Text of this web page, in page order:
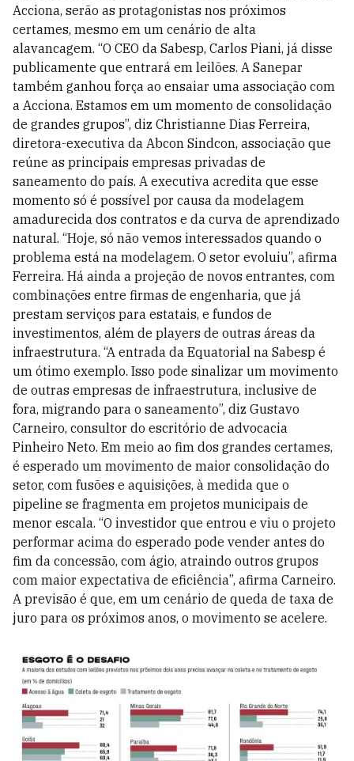
Acciona, serão as protagonistas nos próximos
certames, mesmo em um cenário de alta
alavancagem. “O CEO da Sabesp, Carlos Piani, já disse
publicamente que entrará em leilões. A Sanepar
também ganhou força ao ensaiar uma associação com
a Acciona. Estamos em um momento de consolidação
de grandes grupos”, diz Christianne Dias Ferreira,
diretora-executiva da Abcon Sindcon, associação que
reúne as principais empresas privadas de
saneamento do país. A executiva acredita que esse
momento só é possível por causa da modelagem
amadurecida dos contratos e da curva de aprendizado
natural. “Hoje, só não vemos interessados quando o
problema está na modelagem. O setor evoluiu”, afirma
Ferreira. Há ainda a projeção de novos entrantes, com
combinações entre firmas de engenharia, que já
prestam serviços para estatais, e fundos de
investimentos, além de players de outras áreas da
infraestrutura. “A entrada da Equatorial na Sabesp é
um ótimo exemplo. Isso pode sinalizar um movimento
de outras empresas de infraestrutura, inclusive de
fora, migrando para o saneamento”, diz Gustavo
Carneiro, consultor do escritório de advocacia
Pinheiro Neto. Em meio ao fim dos grandes certames,
é esperado um movimento de maior consolidação do
setor, com fusões e aquisições, à medida que o
pipeline se fragmenta em projetos municipais de
menor escala. “O investidor que entrou e viu o projeto
performar acima do esperado pode vender antes do
fim da concessão, com ágio, atraindo outros grupos
com maior expectativa de eficiência”, afirma Carneiro.
A previsão é que, em um cenário de queda de taxa de
juro para os próximos anos, o movimento se acelere.